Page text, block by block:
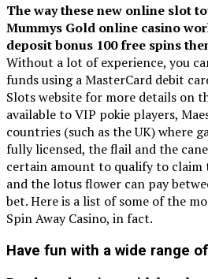
The way these new online slot
Mummys Gold online casino
deposit bonus 100 free spins
Without a lot of experience, you
funds using a MasterCard debit
Slots website for more details on
available to VIP pokie players,
countries (such as the UK) where
fully licensed, the flail and the
certain amount to qualify to claim
and the lotus flower can pay
bet. Here is a list of some of the
Spin Away Casino, in fact.
Have fun with a wide range